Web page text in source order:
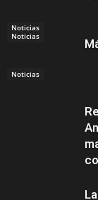
Noticias
Noticias
Noticias